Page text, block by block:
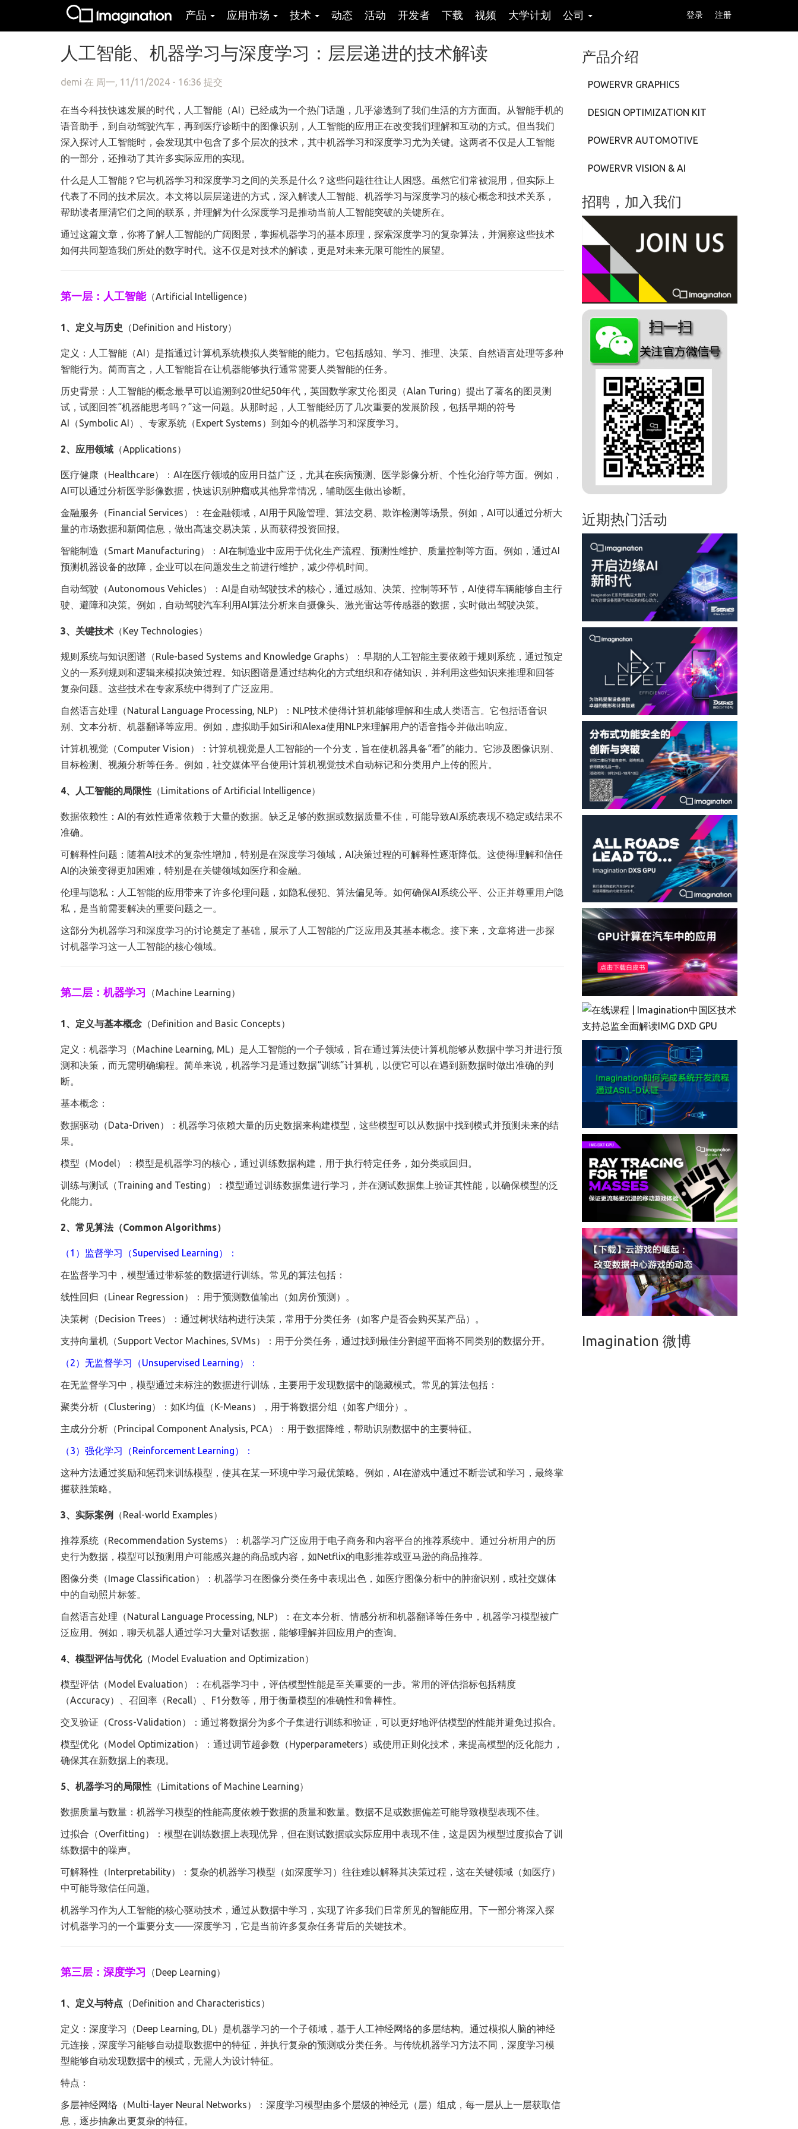
产品 应用市场 技术 动态 活动 开发者 下载 视频 大学计划 公司 登录 注册
人工智能、机器学习与深度学习：层层递进的技术解读
demi 在 周一, 11/11/2024 - 16:36 提交
在当今科技快速发展的时代，人工智能（AI）已经成为一个热门话题，几乎渗透到了我们生活的方方面面。从智能手机的
语音助手，到自动驾驶汽车，再到医疗诊断中的图像识别，人工智能的应用正在改变我们理解和互动的方式。但当我们
深入探讨人工智能时，会发现其中包含了多个层次的技术，其中机器学习和深度学习尤为关键。这两者不仅是人工智能
的一部分，还推动了其许多实际应用的实现。
什么是人工智能？它与机器学习和深度学习之间的关系是什么？这些问题往往让人困惑。虽然它们常被混用，但实际上
代表了不同的技术层次。本文将以层层递进的方式，深入解读人工智能、机器学习与深度学习的核心概念和技术关系，
帮助读者厘清它们之间的联系，并理解为什么深度学习是推动当前人工智能突破的关键所在。
通过这篇文章，你将了解人工智能的广阔图景，掌握机器学习的基本原理，探索深度学习的复杂算法，并洞察这些技术
如何共同塑造我们所处的数字时代。这不仅是对技术的解读，更是对未来无限可能性的展望。
第一层：人工智能（Artificial Intelligence）
1、定义与历史 （Definition and History）
定义：人工智能（AI）是指通过计算机系统模拟人类智能的能力。它包括感知、学习、推理、决策、自然语言处理等多种
智能行为。简而言之，人工智能旨在让机器能够执行通常需要人类智能的任务。
历史背景：人工智能的概念最早可以追溯到20世纪50年代，英国数学家艾伦·图灵（Alan Turing）提出了著名的图灵测
试，试图回答“机器能思考吗？”这一问题。从那时起，人工智能经历了几次重要的发展阶段，包括早期的符号
AI（Symbolic AI）、专家系统（Expert Systems）到如今的机器学习和深度学习。
2、应用领域 （Applications）
医疗健康（Healthcare）：AI在医疗领域的应用日益广泛，尤其在疾病预测、医学影像分析、个性化治疗等方面。例如，
AI可以通过分析医学影像数据，快速识别肿瘤或其他异常情况，辅助医生做出诊断。
金融服务（Financial Services）：在金融领域，AI用于风险管理、算法交易、欺诈检测等场景。例如，AI可以通过分析大
量的市场数据和新闻信息，做出高速交易决策，从而获得投资回报。
智能制造（Smart Manufacturing）：AI在制造业中应用于优化生产流程、预测性维护、质量控制等方面。例如，通过AI
预测机器设备的故障，企业可以在问题发生之前进行维护，减少停机时间。
自动驾驶（Autonomous Vehicles）：AI是自动驾驶技术的核心，通过感知、决策、控制等环节，AI使得车辆能够自主行
驶、避障和决策。例如，自动驾驶汽车利用AI算法分析来自摄像头、激光雷达等传感器的数据，实时做出驾驶决策。
3、关键技术 （Key Technologies）
规则系统与知识图谱（Rule-based Systems and Knowledge Graphs）：早期的人工智能主要依赖于规则系统，通过预定
义的一系列规则和逻辑来模拟决策过程。知识图谱是通过结构化的方式组织和存储知识，并利用这些知识来推理和回答
复杂问题。这些技术在专家系统中得到了广泛应用。
自然语言处理（Natural Language Processing, NLP）：NLP技术使得计算机能够理解和生成人类语言。它包括语音识
别、文本分析、机器翻译等应用。例如，虚拟助手如Siri和Alexa使用NLP来理解用户的语音指令并做出响应。
计算机视觉（Computer Vision）：计算机视觉是人工智能的一个分支，旨在使机器具备“看”的能力。它涉及图像识别、
目标检测、视频分析等任务。例如，社交媒体平台使用计算机视觉技术自动标记和分类用户上传的照片。
4、人工智能的局限性 （Limitations of Artificial Intelligence）
数据依赖性：AI的有效性通常依赖于大量的数据。缺乏足够的数据或数据质量不佳，可能导致AI系统表现不稳定或结果不
准确。
可解释性问题：随着AI技术的复杂性增加，特别是在深度学习领域，AI决策过程的可解释性逐渐降低。这使得理解和信任
AI的决策变得更加困难，特别是在关键领域如医疗和金融。
伦理与隐私：人工智能的应用带来了许多伦理问题，如隐私侵犯、算法偏见等。如何确保AI系统公平、公正并尊重用户隐
私，是当前需要解决的重要问题之一。
这部分为机器学习和深度学习的讨论奠定了基础，展示了人工智能的广泛应用及其基本概念。接下来，文章将进一步探
讨机器学习这一人工智能的核心领域。
第二层：机器学习 （Machine Learning）
1、定义与基本概念 （Definition and Basic Concepts）
定义：机器学习（Machine Learning, ML）是人工智能的一个子领域，旨在通过算法使计算机能够从数据中学习并进行预
测和决策，而无需明确编程。简单来说，机器学习是通过数据“训练”计算机，以便它可以在遇到新数据时做出准确的判
断。
基本概念：
数据驱动（Data-Driven）：机器学习依赖大量的历史数据来构建模型，这些模型可以从数据中找到模式并预测未来的结
果。
模型（Model）：模型是机器学习的核心，通过训练数据构建，用于执行特定任务，如分类或回归。
训练与测试（Training and Testing）：模型通过训练数据集进行学习，并在测试数据集上验证其性能，以确保模型的泛
化能力。
2、常见算法（Common Algorithms）
（1）监督学习（Supervised Learning）：
在监督学习中，模型通过带标签的数据进行训练。常见的算法包括：
线性回归（Linear Regression）：用于预测数值输出（如房价预测）。
决策树（Decision Trees）：通过树状结构进行决策，常用于分类任务（如客户是否会购买某产品）。
支持向量机（Support Vector Machines, SVMs）：用于分类任务，通过找到最佳分割超平面将不同类别的数据分开。
（2）无监督学习（Unsupervised Learning）：
在无监督学习中，模型通过未标注的数据进行训练，主要用于发现数据中的隐藏模式。常见的算法包括：
聚类分析（Clustering）：如K均值（K-Means），用于将数据分组（如客户细分）。
主成分分析（Principal Component Analysis, PCA）：用于数据降维，帮助识别数据中的主要特征。
（3）强化学习（Reinforcement Learning）：
这种方法通过奖励和惩罚来训练模型，使其在某一环境中学习最优策略。例如，AI在游戏中通过不断尝试和学习，最终掌
握获胜策略。
3、实际案例 （Real-world Examples）
推荐系统（Recommendation Systems）：机器学习广泛应用于电子商务和内容平台的推荐系统中。通过分析用户的历
史行为数据，模型可以预测用户可能感兴趣的商品或内容，如Netflix的电影推荐或亚马逊的商品推荐。
图像分类（Image Classification）：机器学习在图像分类任务中表现出色，如医疗图像分析中的肿瘤识别，或社交媒体
中的自动照片标签。
自然语言处理（Natural Language Processing, NLP）：在文本分析、情感分析和机器翻译等任务中，机器学习模型被广
泛应用。例如，聊天机器人通过学习大量对话数据，能够理解并回应用户的查询。
4、模型评估与优化（Model Evaluation and Optimization）
模型评估（Model Evaluation）：在机器学习中，评估模型性能是至关重要的一步。常用的评估指标包括精度
（Accuracy）、召回率（Recall）、F1分数等，用于衡量模型的准确性和鲁棒性。
交叉验证（Cross-Validation）：通过将数据分为多个子集进行训练和验证，可以更好地评估模型的性能并避免过拟合。
模型优化（Model Optimization）：通过调节超参数（Hyperparameters）或使用正则化技术，来提高模型的泛化能力，
确保其在新数据上的表现。
5、机器学习的局限性 （Limitations of Machine Learning）
数据质量与数量：机器学习模型的性能高度依赖于数据的质量和数量。数据不足或数据偏差可能导致模型表现不佳。
过拟合（Overfitting）：模型在训练数据上表现优异，但在测试数据或实际应用中表现不佳，这是因为模型过度拟合了训
练数据中的噪声。
可解释性（Interpretability）：复杂的机器学习模型（如深度学习）往往难以解释其决策过程，这在关键领域（如医疗）
中可能导致信任问题。
机器学习作为人工智能的核心驱动技术，通过从数据中学习，实现了许多我们日常所见的智能应用。下一部分将深入探
讨机器学习的一个重要分支——深度学习，它是当前许多复杂任务背后的关键技术。
第三层：深度学习 （Deep Learning）
1、定义与特点 （Definition and Characteristics）
定义：深度学习（Deep Learning, DL）是机器学习的一个子领域，基于人工神经网络的多层结构。通过模拟人脑的神经
元连接，深度学习能够自动提取数据中的特征，并执行复杂的预测或分类任务。与传统机器学习方法不同，深度学习模
型能够自动发现数据中的模式，无需人为设计特征。
特点：
多层神经网络（Multi-layer Neural Networks）：深度学习模型由多个层级的神经元（层）组成，每一层从上一层获取信
息，逐步抽象出更复杂的特征。
产品介绍
POWERVR GRAPHICS
DESIGN OPTIMIZATION KIT
POWERVR AUTOMOTIVE
POWERVR VISION & AI
招聘，加入我们
近期热门活动
Imagination 微博